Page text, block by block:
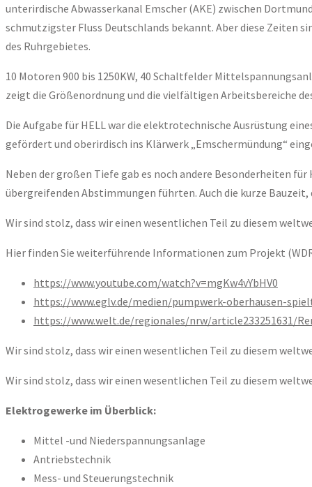
unterirdische Abwasserkanal Emscher (AKE) zwischen
schmutzigster Fluss Deutschlands bekannt. Aber diese Zeiten
des Ruhrgebietes.
10 Motoren 900 bis 1250KW, 40 Schaltfelder
zeigt die Größenordnung und die vielfältigen Arbeitsbereiche
Die Aufgabe für HELL war die elektrotechnische Ausrüstung
gefördert und oberirdisch ins Klärwerk „Emschermündung“
Neben der großen Tiefe gab es noch andere Besonderheiten
übergreifenden Abstimmungen führten. Auch die kurze
Wir sind stolz, dass wir einen wesentlichen Teil zu diesem
Hier finden Sie weiterführende Informationen zum Projekt
https://www.youtube.com/watch?v=mgKw4vYbHV0
https://www.eglv.de/medien/pumpwerk-oberhausen-
https://www.welt.de/regionales/nrw/article233251631/
Wir sind stolz, dass wir einen wesentlichen Teil zu diesem
Wir sind stolz, dass wir einen wesentlichen Teil zu diesem
Elektrogewerke im Überblick:
Mittel -und Niederspannungsanlage
Antriebstechnik
Mess- und Steuerungstechnik